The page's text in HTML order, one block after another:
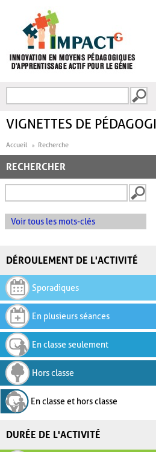
FORMULAIRE DE
VIGNETTES DE
Accueil Recherche
RECHERCHER
Voir tous les mots-clés
DÉROULEMENT DE L'ACTIVITÉ
Sporadiques
En plusieurs séances
En classe seulement
Hors classe
En classe et hors classe
DURÉE DE L'ACTIVITÉ